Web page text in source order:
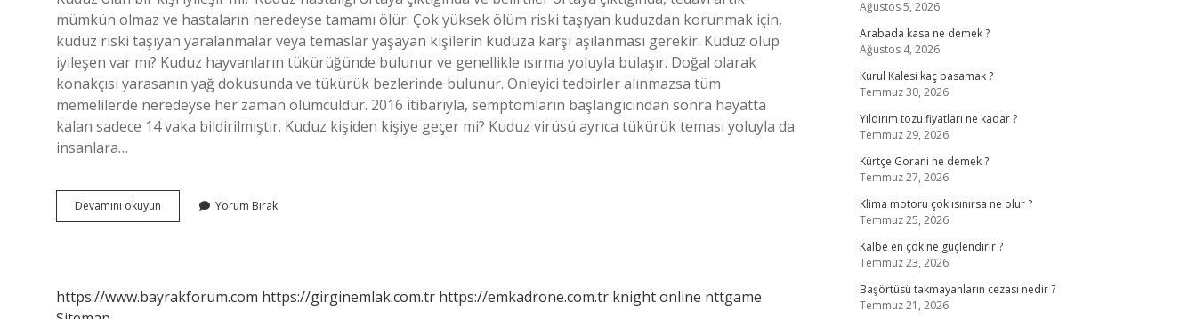
mümkün olmaz ve hastaların neredeyse tamamı ölür. Çok yüksek ölüm riski taşıyan kuduzdan korunmak için,
kuduz riski taşıyan yaralanmalar veya temaslar yaşayan kişilerin kuduza karşı aşılanması gerekir. Kuduz olup
iyileşen var mı? Kuduz hayvanların tükürüğünde bulunur ve genellikle ısırma yoluyla bulaşır. Doğal olarak
konakçısı yarasanın yağ dokusunda ve tükürük bezlerinde bulunur. Önleyici tedbirler alınmazsa tüm
memelilerde neredeyse her zaman ölümcüldür. 2016 itibarıyla, semptomların başlangıcından sonra hayatta
kalan sadece 14 vaka bildirilmiştir. Kuduz kişiden kişiye geçer mi? Kuduz virüsü ayrıca tükürük teması yoluyla da
insanlara…
Devamını okuyun
Olan
Yorum Bırak
https://www.bayrakforum.com https://girginemlak.com.tr https://emkadrone.com.tr knight online nttgame
Ağustos 5, 2026
Arabada kasa ne demek ?
Ağustos 4, 2026
Kurul Kalesi kaç basamak ?
Temmuz 30, 2026
Yıldırım tozu fiyatları ne kadar ?
Temmuz 29, 2026
Kürtçe Gorani ne demek ?
Temmuz 27, 2026
Klima motoru çok ısınırsa ne olur ?
Temmuz 25, 2026
Kalbe en çok ne güçlendirir ?
Temmuz 23, 2026
Başörtüsü takmayanların cezası nedir ?
Temmuz 21, 2026